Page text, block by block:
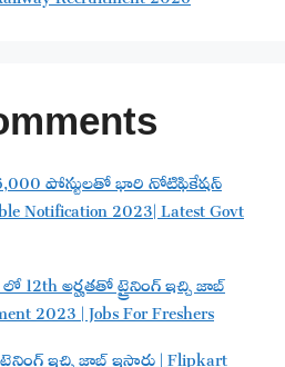
పోస్టులతో భారి నోటిఫికేషన్
Notification 2023| Latest Govt
12th అర్హతతో ట్రైనింగ్ ఇచ్చి జాబ్
2023 | Jobs For Freshers
ఇచ్చి జాబ్ ఇస్తారు | Flipkart